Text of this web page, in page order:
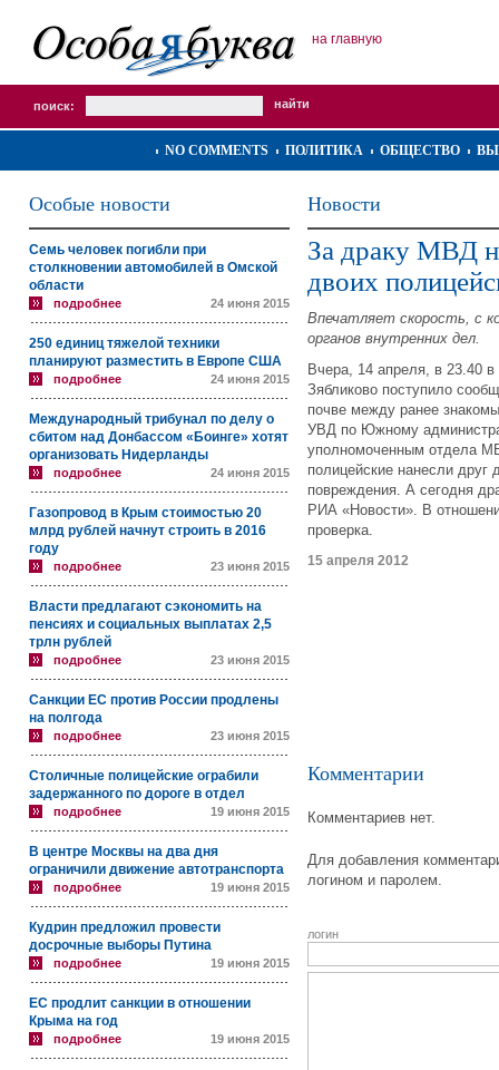
на главную
поиск:
NO COMMENTS ПОЛИТИКА ОБЩЕСТВО
Особые новости
Семь человек погибли при
столкновении автомобилей в Омской
области
подробнее 24 июня 2015
250 единиц тяжелой техники
планируют разместить в Европе США
подробнее 24 июня 2015
Международный трибунал по делу о
сбитом над Донбассом «Боинге» хотят
организовать Нидерланды
подробнее 24 июня 2015
Газопровод в Крым стоимостью 20
млрд рублей начнут строить в 2016
году
подробнее 23 июня 2015
Власти предлагают сэкономить на
пенсиях и социальных выплатах 2,5
трлн рублей
подробнее 23 июня 2015
Санкции ЕС против России продлены
на полгода
подробнее 23 июня 2015
Столичные полицейские ограбили
задержанного по дороге в отдел
подробнее 19 июня 2015
В центре Москвы на два дня
ограничили движение автотранспорта
подробнее 19 июня 2015
Кудрин предложил провести
досрочные выборы Путина
подробнее 19 июня 2015
ЕС продлит санкции в отношении
Крыма на год
подробнее 19 июня 2015
Новости
За драку МВД
двоих
Впечатляет скорость, с
органов внутренних дел.
Вчера, 14 апреля, в 23.40
Зябликово поступило
почве между ранее
УВД по Южному
уполномоченным отдела
полицейские нанесли друг
повреждения. А сегодня
РИА «Новости». В
проверка.
15 апреля 2012
Комментарии
Комментариев нет.
Для добавления
логином и паролем.
логин